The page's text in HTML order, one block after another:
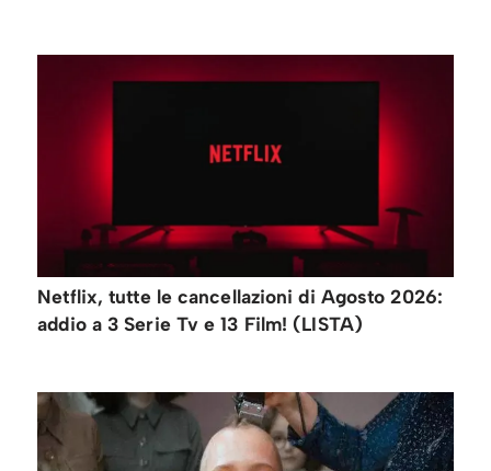
Netflix, tutte le cancellazioni di Agosto 2026:
addio a 3 Serie Tv e 13 Film! (LISTA)